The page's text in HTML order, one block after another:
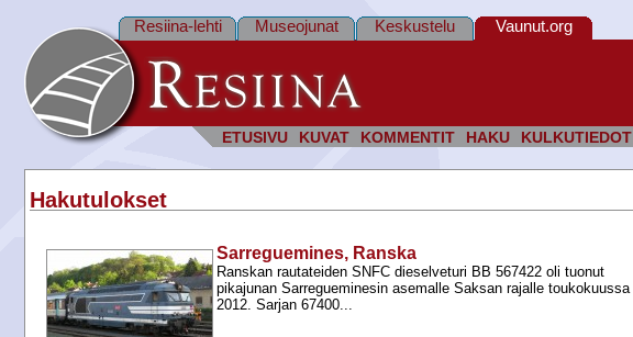
ETUSIVU KUVAT KOMMENTIT HAKU KULKUTIEDOT
Resiina-lehti Museojunat Keskustelu Vaunut.org
Hakutulokset
Sarreguemines, Ranska
Ranskan rautateiden SNFC dieselveturi BB 567422 oli tuonut
pikajunan Sarregueminesin asemalle Saksan rajalle toukokuussa
2012. Sarjan 67400...